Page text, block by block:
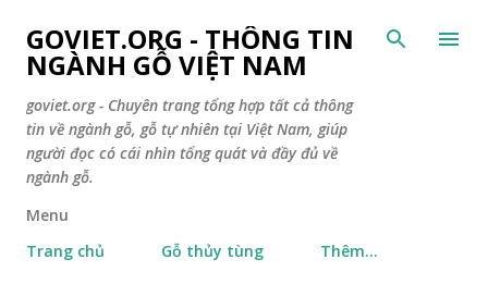
Chuyển đến nội dung chính
GOVIET.ORG - THÔNG TIN
NGÀNH GỖ VIỆT NAM
goviet.org - Chuyên trang tổng hợp tất cả thông
tin về ngành gỗ, gỗ tự nhiên tại Việt Nam, giúp
người đọc có cái nhìn tổng quát và đầy đủ về
ngành gỗ.
Menu
Trang chủ
Gỗ thủy tùng Thêm…